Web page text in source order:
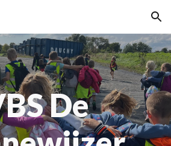
Skip to navigation
De